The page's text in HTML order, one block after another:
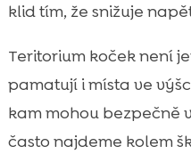
klid tím, že snižuje
Teritorium koček není
pamatují i místa ve
kam mohou bezpečně
často najdeme kolem